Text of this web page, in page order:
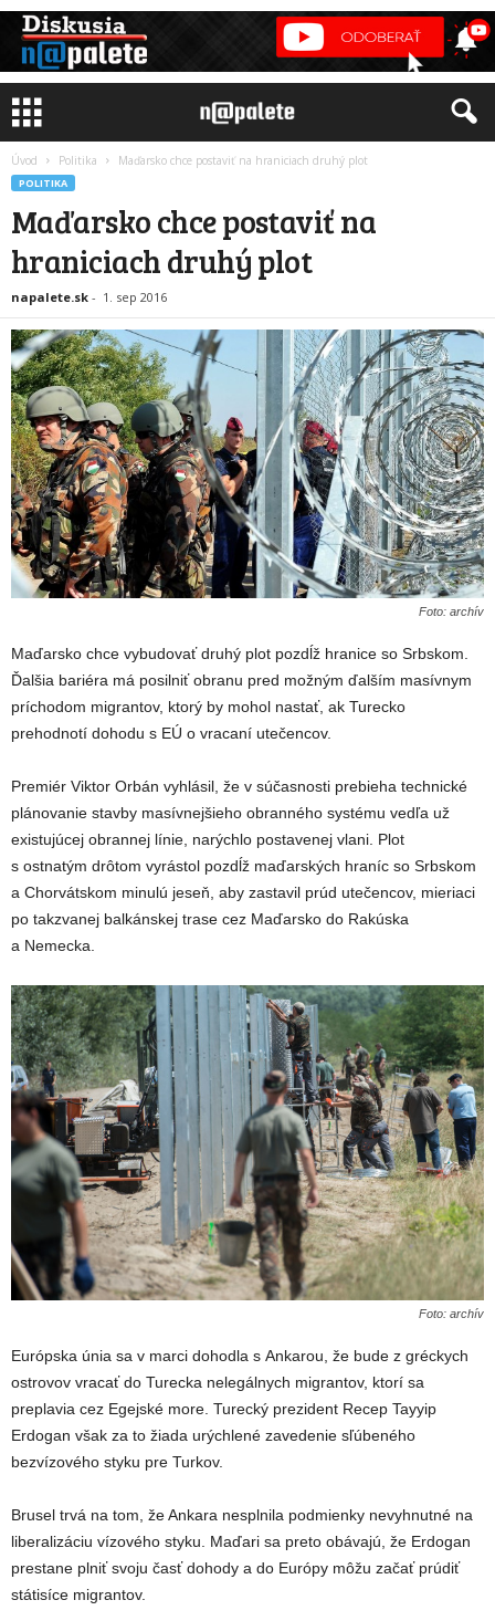
Úvod Politika Maďarsko chce postaviť na hraniciach druhý plot
POLITIKA
Maďarsko chce postaviť na
hraniciach druhý plot
napalete.sk - 1. sep 2016
Foto: archív
Maďarsko chce vybudovať druhý plot pozdĺž hranice so Srbskom.
Ďalšia bariéra má posilniť obranu pred možným ďalším masívnym
príchodom migrantov, ktorý by mohol nastať, ak Turecko
prehodnotí dohodu s EÚ o vracaní utečencov.
Premiér Viktor Orbán vyhlásil, že v súčasnosti prebieha technické
plánovanie stavby masívnejšieho obranného systému vedľa už
existujúcej obrannej línie, narýchlo postavenej vlani. Plot
s ostnatým drôtom vyrástol pozdĺž maďarských hraníc so Srbskom
a Chorvátskom minulú jeseň, aby zastavil prúd utečencov, mieriaci
po takzvanej balkánskej trase cez Maďarsko do Rakúska
a Nemecka.
Foto: archív
Európska únia sa v marci dohodla s Ankarou, že bude z gréckych
ostrovov vracať do Turecka nelegálnych migrantov, ktorí sa
preplavia cez Egejské more. Turecký prezident Recep Tayyip
Erdogan však za to žiada urýchlené zavedenie sľúbeného
bezvízového styku pre Turkov.
Brusel trvá na tom, že Ankara nesplnila podmienky nevyhnutné na
liberalizáciu vízového styku. Maďari sa preto obávajú, že Erdogan
prestane plniť svoju časť dohody a do Európy môžu začať prúdiť
státisíce migrantov.